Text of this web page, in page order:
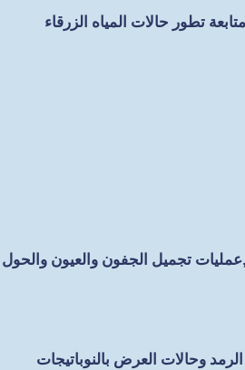
تطور حالات المياه الزرقاء
تجميل الجفون والعيون والحول
وحالات العرض بالنوباتيجات